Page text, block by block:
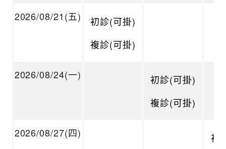
2026/08/21(五)
初診(可掛)
複診(可掛)
2026/08/24(一)
初診(可掛)
複診(可掛)
2026/08/27(四)
初